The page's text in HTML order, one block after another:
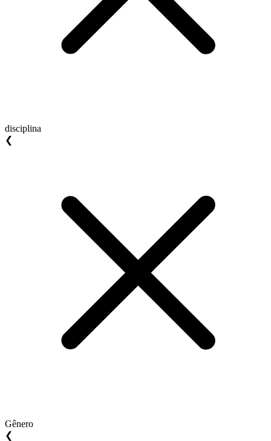
disciplina
❮
Gênero
❮